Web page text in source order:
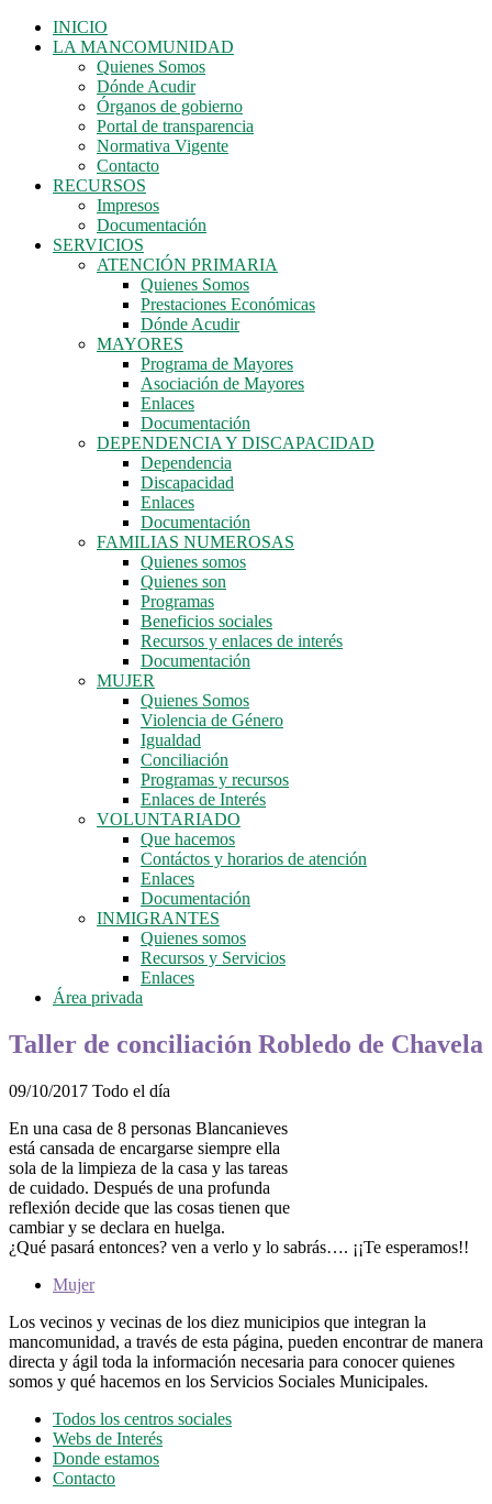
INICIO
LA MANCOMUNIDAD
Quienes Somos
Dónde Acudir
Órganos de gobierno
Portal de transparencia
Normativa Vigente
Contacto
RECURSOS
Impresos
Documentación
SERVICIOS
ATENCIÓN PRIMARIA
Quienes Somos
Prestaciones Económicas
Dónde Acudir
MAYORES
Programa de Mayores
Asociación de Mayores
Enlaces
Documentación
DEPENDENCIA Y DISCAPACIDAD
Dependencia
Discapacidad
Enlaces
Documentación
FAMILIAS NUMEROSAS
Quienes somos
Quienes son
Programas
Beneficios sociales
Recursos y enlaces de interés
Documentación
MUJER
Quienes Somos
Violencia de Género
Igualdad
Conciliación
Programas y recursos
Enlaces de Interés
VOLUNTARIADO
Que hacemos
Contáctos y horarios de atención
Enlaces
Documentación
INMIGRANTES
Quienes somos
Recursos y Servicios
Enlaces
Área privada
Taller de conciliación Robledo de Chavela
09/10/2017 Todo el día
En una casa de 8 personas Blancanieves
está cansada de encargarse siempre ella
sola de la limpieza de la casa y las tareas
de cuidado. Después de una profunda
reflexión decide que las cosas tienen que
cambiar y se declara en huelga.
¿Qué pasará entonces? ven a verlo y lo sabrás…. ¡¡Te esperamos!!
Mujer
Los vecinos y vecinas de los diez municipios que integran la
mancomunidad, a través de esta página, pueden encontrar de manera
directa y ágil toda la información necesaria para conocer quienes
somos y qué hacemos en los Servicios Sociales Municipales.
Todos los centros sociales
Webs de Interés
Donde estamos
Contacto